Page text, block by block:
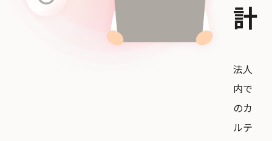
計
法人
内で
のカ
ルテ